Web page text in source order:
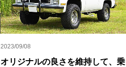
2023/09/08
オリジナルの良さを維持して、乗